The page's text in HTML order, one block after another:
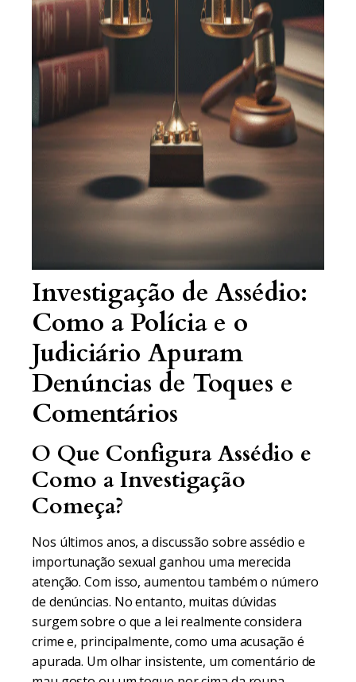
Investigação de Assédio:
Como a Polícia e o
Judiciário Apuram
Denúncias de Toques e
Comentários
O Que Configura Assédio e
Como a Investigação
Começa?
Nos últimos anos, a discussão sobre assédio e
importunação sexual ganhou uma merecida
atenção. Com isso, aumentou também o número
de denúncias. No entanto, muitas dúvidas
surgem sobre o que a lei realmente considera
crime e, principalmente, como uma acusação é
apurada. Um olhar insistente, um comentário de